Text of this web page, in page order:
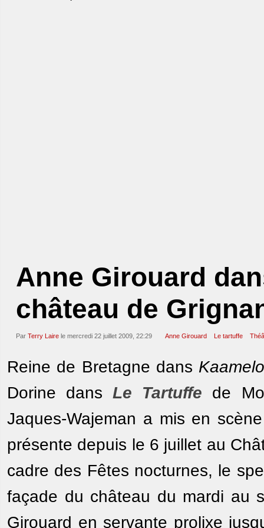
Anne Girouard
château de
Par Terry Laire le mercredi 22 juillet 2009, 22:29 Anne Girouard Le tartuffe
Reine de Bretagne dans
Dorine dansLe Tartuffe de
Jaques-Wajeman a mis en
présente depuis le 6 juillet au
cadre des Fêtes nocturnes, le
façade du château du mardi au
Girouard en servante prolixe